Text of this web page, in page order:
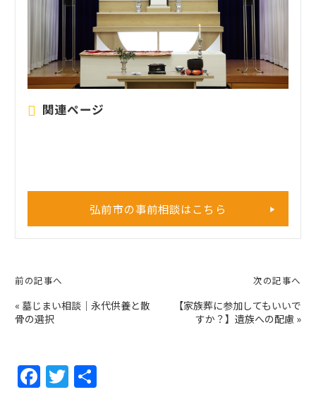
関連ページ
弘前市の事前相談はこちら
前の記事へ
« 墓じまい相談│永代供養と散
骨の選択
次の記事へ
【家族葬に参加してもいいで
すか？】遺族への配慮 »
F T